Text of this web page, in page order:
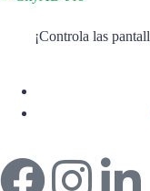
¡Controla las